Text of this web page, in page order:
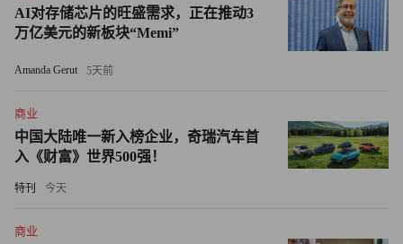
益运营等领域，AI正在推动服务从“资源消耗”向“价值创造”
转型，实现从“大水漫灌”到精准滴灌的升级。
准评估权益兑换对客户AUM的实际拉动效果。而今，依托
大模型对全量客户数据的学习分析，可以识别出权益兑换频
次与资产增长的正向关联，实现资源的高效投放。
益商品库，AI构建“客群画像×季节时令×市场热点”三维选
AI对存储芯片的旺盛需求，正在推动3
万亿美元的新板块“Memi”
Amanda Gerut 5天前
商业
中国大陆唯一新入榜企业，奇瑞汽车首
入《财富》世界500强！
特刊 今天
商业